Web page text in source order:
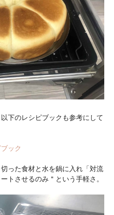
下のレシピブックも参考にして
ック
った食材と水を鍋に入れ「対流
トさせるのみ＂という手軽さ。